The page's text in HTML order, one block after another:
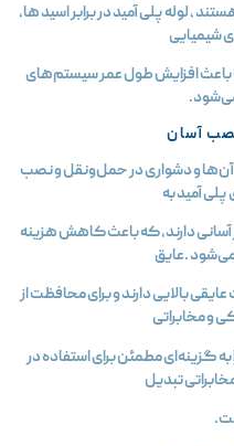
، لوله پلی آمید در برابر اسید ها،
شیمیایی
افزایش طول عمر سیستم‌های
آسان
و دشواری در حمل‌ونقل و نصب
آمید به
دارند، که باعث کاهش هزینه‌
.عایق
بالایی دارند و برای محافظت از
مخابراتی
گزینه‌ای مطمئن برای استفاده در
تبدیل